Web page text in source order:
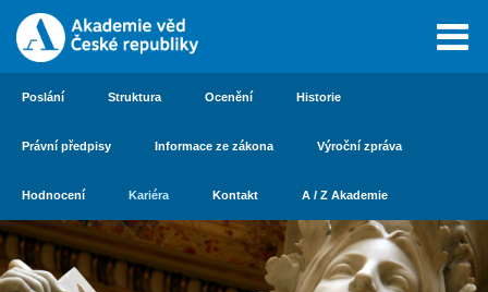
Poslání Struktura Ocenění Historie
Právní předpisy Informace ze zákona Výroční zpráva
Hodnocení Kariéra Kontakt A / Z Akademie